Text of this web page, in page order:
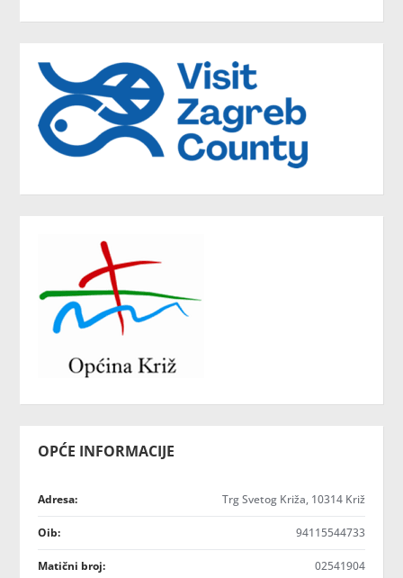
OPĆE INFORMACIJE
Adresa: Trg Svetog Križa, 10314 Križ
Oib: 94115544733
Matični broj: 02541904